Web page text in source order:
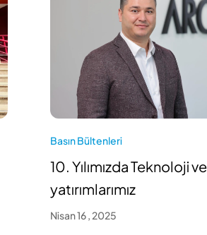
Basın Bültenleri
10. Yılımızda Teknoloji
yatırımlarımız
Nisan 16 , 2025